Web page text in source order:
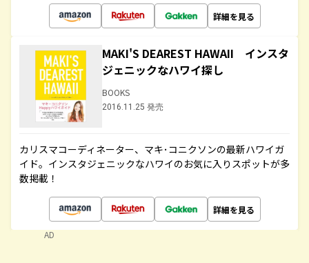
詳細を見る
MAKI'S DEAREST HAWAII インスタ
ジェニックなハワイ探し
BOOKS
2016.11.25 発売
カリスマコーディネーター、マキ･コニクソンの最新ハワイガ
イド。インスタジェニックなハワイのお気に入りスポットが多
数掲載！
詳細を見る
AD